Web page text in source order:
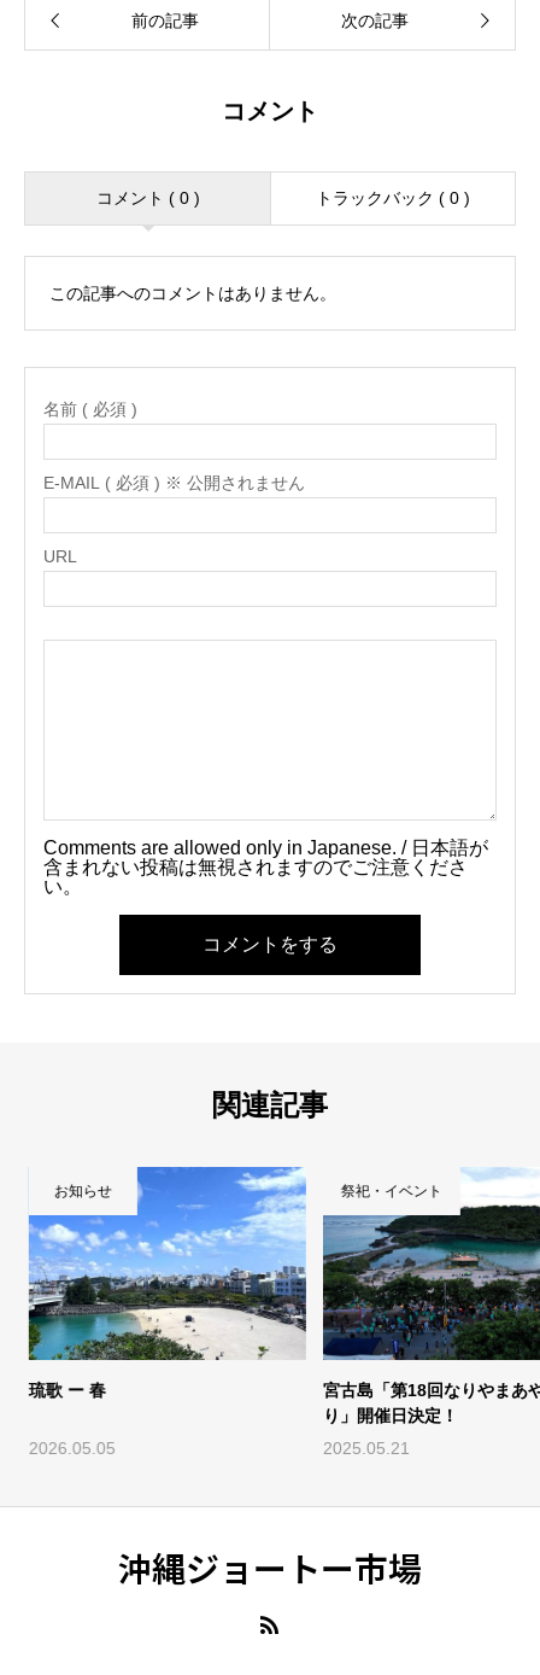
コメント
コメント ( 0 ) トラックバック ( 0 )
この記事へのコメントはありません。
名前 ( 必須 )
E-MAIL ( 必須 ) ※ 公開されません
URL
Comments are allowed only in Japanese. / 日本語が
含まれない投稿は無視されますのでご注意くださ
い。
コメントをする
関連記事
琉歌 ー 春
2026.05.05
お知らせ
宮古島「第18回なりやまあ
り」開催日決定！
2025.05.21
祭祀・イベント
沖縄ジョートー市場